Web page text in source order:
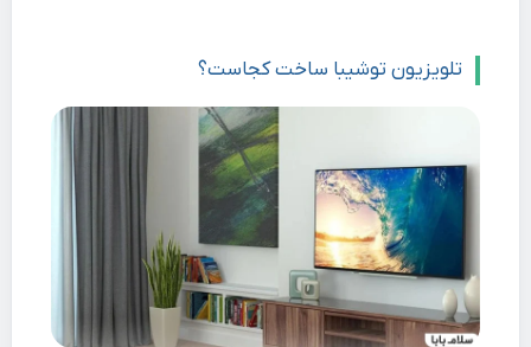
تلویزیون توشیبا ساخت کجاست؟